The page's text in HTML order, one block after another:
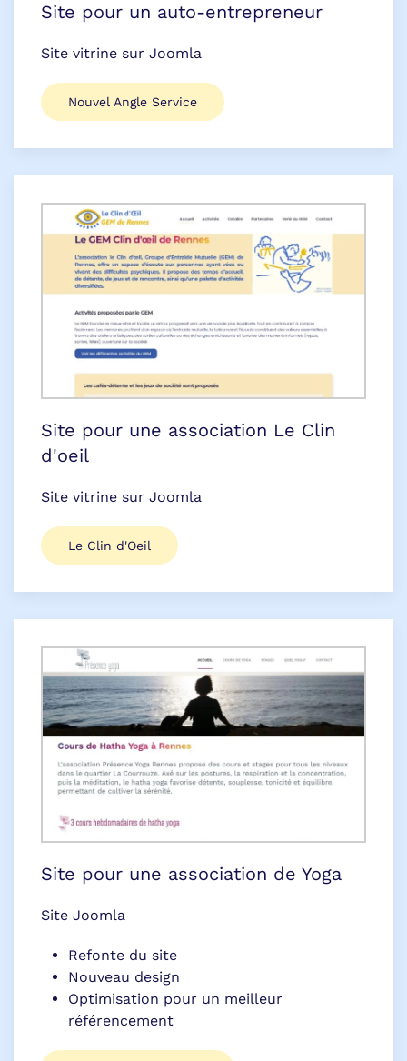
Site pour un auto-entrepreneur
Site vitrine sur Joomla
Nouvel Angle Service
Site pour une association Le Clin
d'oeil
Site vitrine sur Joomla
Le Clin d'Oeil
Site pour une association de Yoga
Site Joomla
Refonte du site
Nouveau design
Optimisation pour un meilleur
référencement